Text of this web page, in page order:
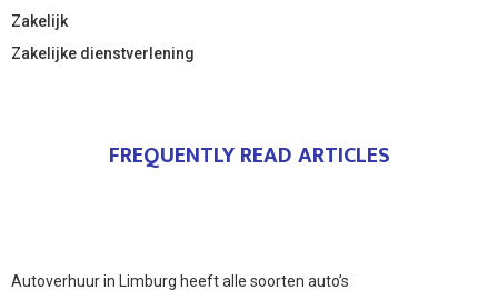
Zakelijk
Zakelijke dienstverlening
FREQUENTLY READ ARTICLES
Autoverhuur in Limburg heeft alle soorten auto’s